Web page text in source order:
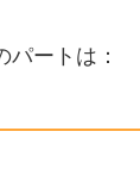
ートは：